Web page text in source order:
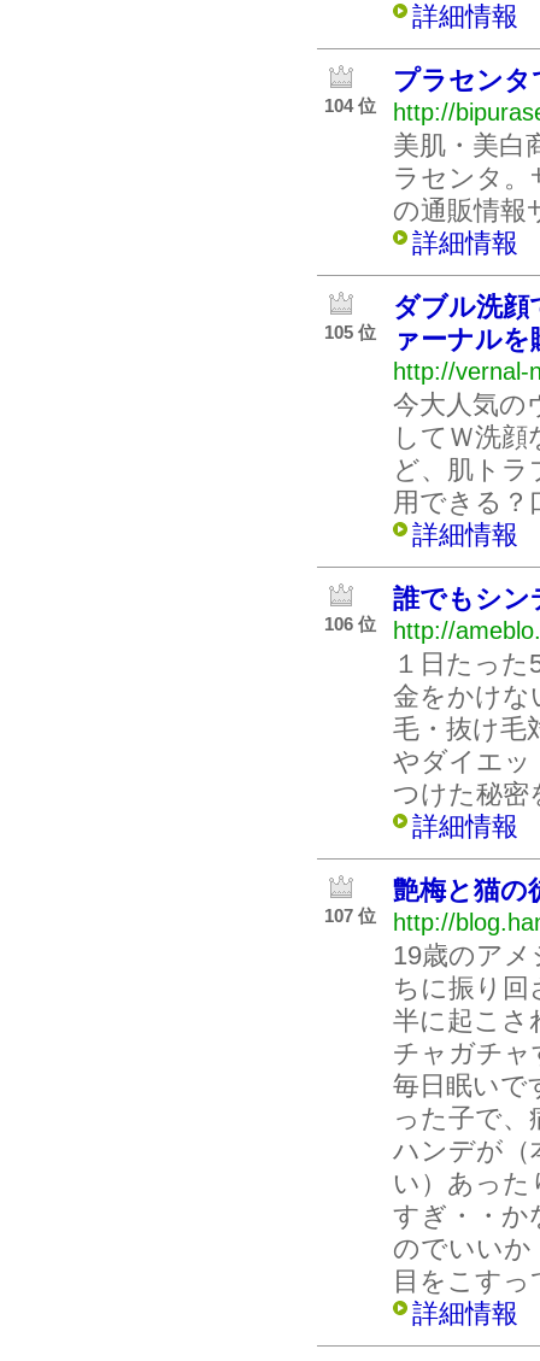
詳細情報
104 位
プラセンタ
http://
美肌・美白
ラセンタ
の通販情報
詳細情報
105 位
ダブル洗顔
ァーナル
http://vernal-
今大人気の
してＷ洗
ど、肌ト
用できる？
詳細情報
106 位
誰でもシン
http://
１日たっ
金をかけな
毛・抜け毛
やダイエ
つけた秘
詳細情報
107 位
艶梅と猫の
http://
19歳のア
ちに振り回
半に起こさ
チャガチャ
毎日眠いで
った子で、
ハンデが（
い）あった
すぎ・・か
のでいいか
目をこす
詳細情報